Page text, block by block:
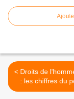
< Droits de l'homme à Cuba
: les chiffres du